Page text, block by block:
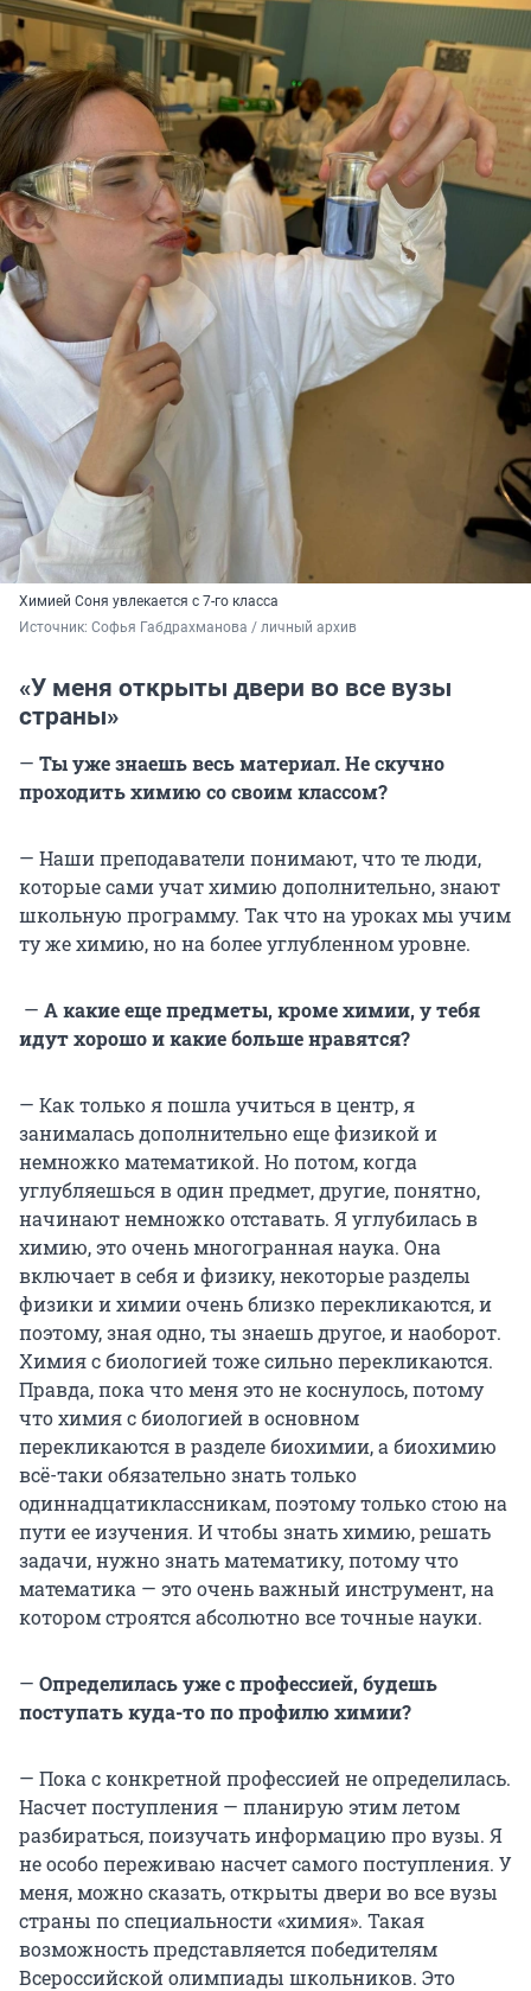
Химией Соня увлекается с 7-го класса
Источник: Софья Габдрахманова / личный архив
«У меня открыты двери во все вузы
страны»
— Ты уже знаешь весь материал. Не скучно
проходить химию со своим классом?
— Наши преподаватели понимают, что те люди,
которые сами учат химию дополнительно, знают
школьную программу. Так что на уроках мы учим
ту же химию, но на более углубленном уровне.
— А какие еще предметы, кроме химии, у тебя
идут хорошо и какие больше нравятся?
— Как только я пошла учиться в центр, я
занималась дополнительно еще физикой и
немножко математикой. Но потом, когда
углубляешься в один предмет, другие, понятно,
начинают немножко отставать. Я углубилась в
химию, это очень многогранная наука. Она
включает в себя и физику, некоторые разделы
физики и химии очень близко перекликаются, и
поэтому, зная одно, ты знаешь другое, и наоборот.
Химия с биологией тоже сильно перекликаются.
Правда, пока что меня это не коснулось, потому
что химия с биологией в основном
перекликаются в разделе биохимии, а биохимию
всё-таки обязательно знать только
одиннадцатиклассникам, поэтому только стою на
пути ее изучения. И чтобы знать химию, решать
задачи, нужно знать математику, потому что
математика — это очень важный инструмент, на
котором строятся абсолютно все точные науки.
— Определилась уже с профессией, будешь
поступать куда-то по профилю химии?
— Пока с конкретной профессией не определилась.
Насчет поступления — планирую этим летом
разбираться, поизучать информацию про вузы. Я
не особо переживаю насчет самого поступления. У
меня, можно сказать, открыты двери во все вузы
страны по специальности «химия». Такая
возможность представляется победителям
Всероссийской олимпиады школьников. Это